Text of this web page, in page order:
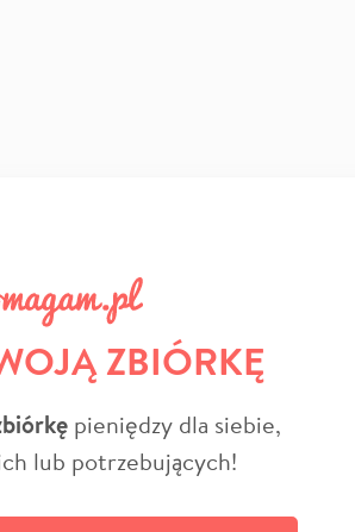
ZBIÓRKĘ
pieniędzy dla siebie,
lub potrzebujących!